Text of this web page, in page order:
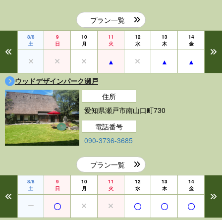
プラン一覧
8/8
土
9
日
10
月
11
火
12
水
13
木
14
金
ウッドデザインパーク瀬戸
住所
愛知県瀬戸市南山口町730
電話番号
090-3736-3685
プラン一覧
8/8
土
9
日
10
月
11
火
12
水
13
木
14
金